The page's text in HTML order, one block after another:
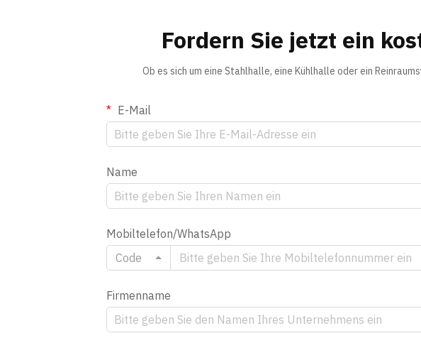
Fordern Sie jetzt ein
Ob es sich um eine Stahlhalle, eine Kühlhalle oder ein
E-Mail
Name
Mobiltelefon/WhatsApp
Code
Firmenname